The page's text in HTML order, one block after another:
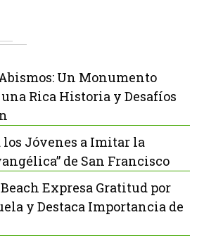
Un Monumento
Rica Historia y Desafíos
Jóvenes a Imitar la
de San Francisco
Expresa Gratitud por
y Destaca Importancia de